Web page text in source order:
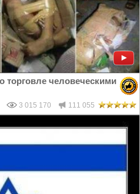
торговле человеческими
3 015 170 111 055